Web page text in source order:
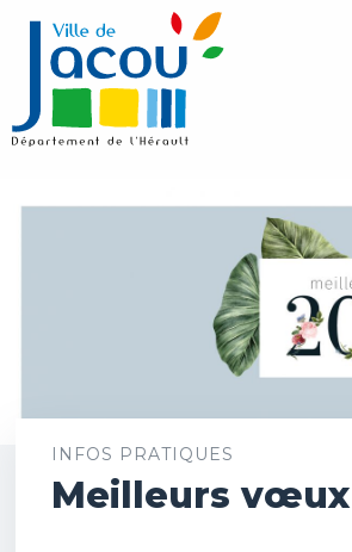
INFOS PRATIQUES
Meilleurs vœux